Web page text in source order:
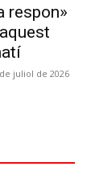
respon»
juliol de 2026